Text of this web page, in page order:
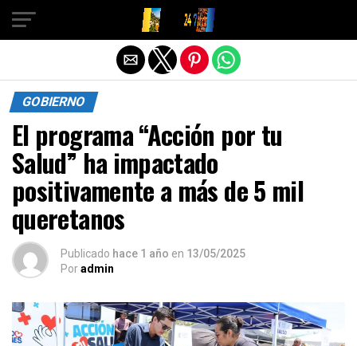
GOBIERNO
El programa “Acción por tu
Salud” ha impactado
positivamente a más de 5 mil
queretanos
Publicado hace 1 año en 13/05/2025
Poradmin
Salir de la versión móvil